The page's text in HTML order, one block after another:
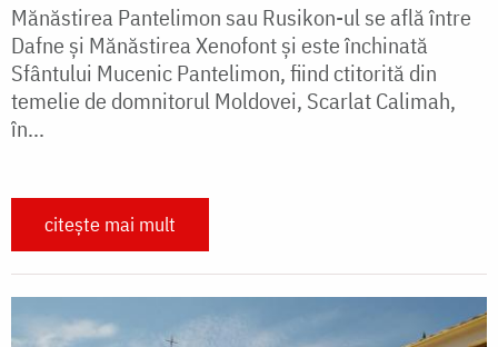
Mănăstirea Pantelimon sau Rusikon-ul se află între
Dafne și Mănăstirea Xenofont și este închinată
Sfântului Mucenic Pantelimon, fiind ctitorită din
temelie de domnitorul Moldovei, Scarlat Calimah,
în...
citește mai mult